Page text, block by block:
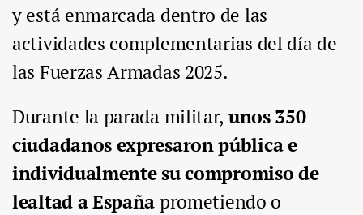
y está enmarcada dentro de las
actividades complementarias del día de
las Fuerzas Armadas 2025.
Durante la parada militar, unos 350
ciudadanos expresaron pública e
individualmente su compromiso de
lealtad a Españaprometiendo o